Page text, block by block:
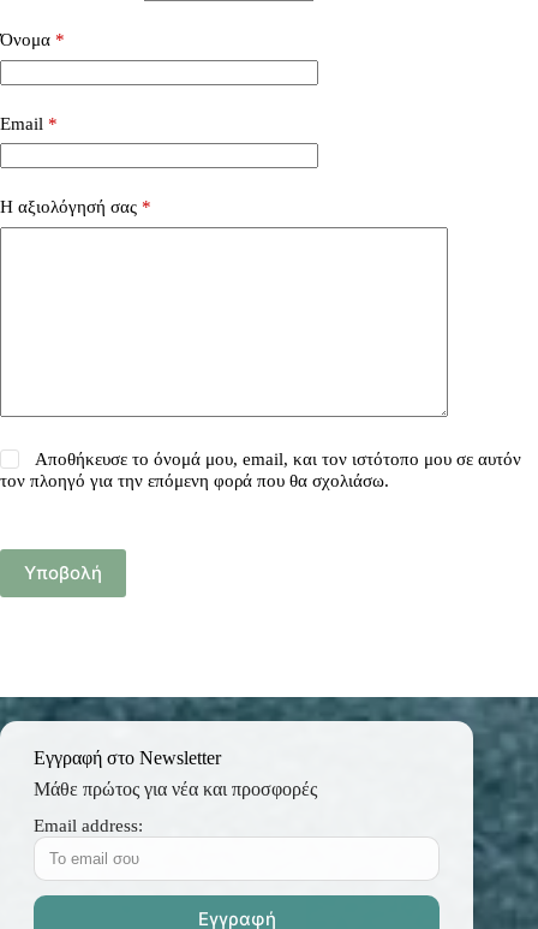
Όνομα *
Email *
Η αξιολόγησή σας *
Αποθήκευσε το όνομά μου, email, και τον ιστότοπο μου σε αυτόν
τον πλοηγό για την επόμενη φορά που θα σχολιάσω.
Υποβολή
Εγγραφή στο Newsletter
Μάθε πρώτος για νέα και προσφορές
Email address: